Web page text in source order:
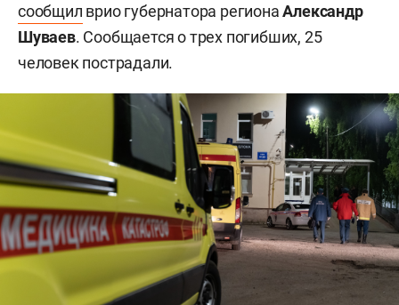
сообщил врио губернатора регионаАлександр
Шуваев. Сообщается о трех погибших, 25
человек пострадали.